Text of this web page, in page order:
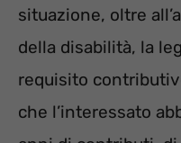
situazione, oltre
della disabilità, la
requisito
che l’interessato